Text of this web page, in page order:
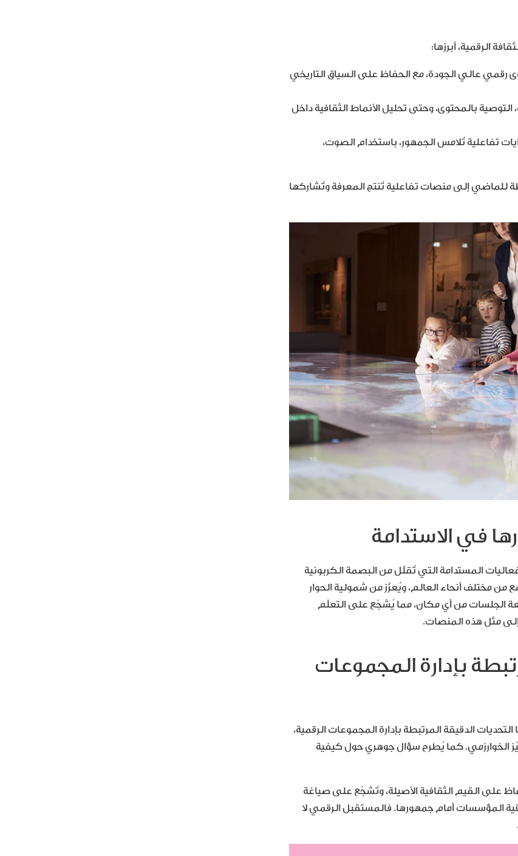
الرقمية، أبرزها:
رقمي عالي الجودة، مع الحفاظ على السياق التاريخي
بالمحتوى، وحتى تحليل الأنماط الثقافية داخل
تفاعلية تُلامس الجمهور، باستخدام الصوت،
للماضي إلى منصات تفاعلية تُنتج المعرفة وتُشاركها
في الاستدامة
المستدامة التي تُقلّل من البصمة الكربونية
من مختلف أنحاء العالم، ويُعزّز من شمولية الحوار
الجلسات من أي مكان، مما يُشجّع على التعلّم
مثل هذه المنصات.
بإدارة المجموعات
الدقيقة المرتبطة بإدارة المجموعات الرقمية،
الخوارزمي. كما يُطرح سؤال جوهري حول كيفية
على القيم الثقافية الأصيلة، وتُشجّع على صياغة
المؤسسات أمام جمهورها. فالمستقبل الرقمي لا